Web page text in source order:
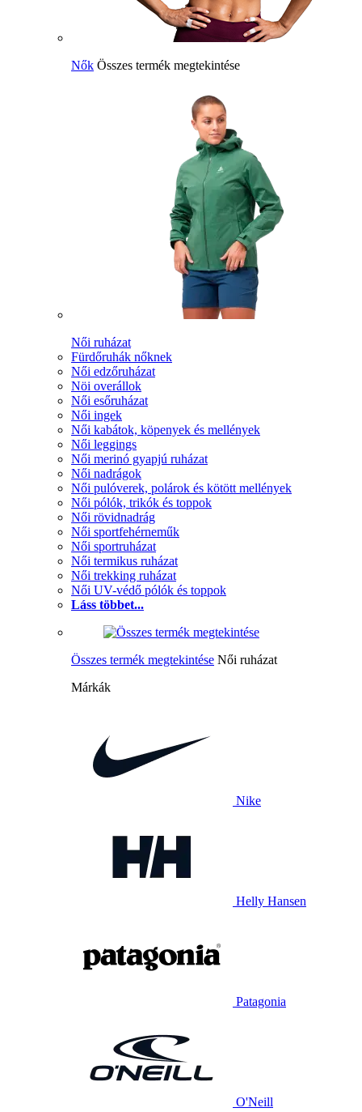
Nők Összes termék megtekintése
Női ruházat
Fürdőruhák nőknek
Női edzőruházat
Nöi overállok
Női esőruházat
Női ingek
Női kabátok, köpenyek és mellények
Női leggings
Női merinó gyapjú ruházat
Női nadrágok
Női pulóverek, polárok és kötött mellények
Női pólók, trikók és toppok
Női rövidnadrág
Női sportfehérneműk
Női sportruházat
Női termikus ruházat
Női trekking ruházat
Női UV-védő pólók és toppok
Láss többet...
Összes termék megtekintése Női ruházat
Márkák
Nike
Helly Hansen
Patagonia
O'Neill